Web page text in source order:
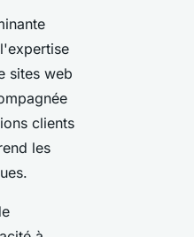
sites web
clients
les